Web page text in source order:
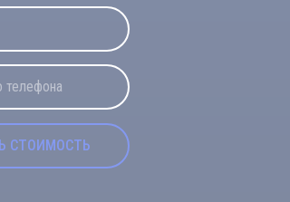
СТОИМОСТЬ